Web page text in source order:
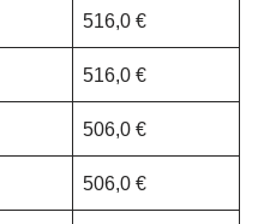
516,0 €
516,0 €
506,0 €
506,0 €